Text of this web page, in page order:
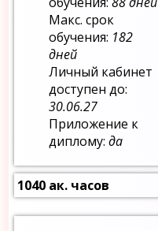
Макс. срок
обучения: 182
дней
Личный кабинет
доступен до:
30.06.27
Приложение к
диплому:да
1040 ак. часов